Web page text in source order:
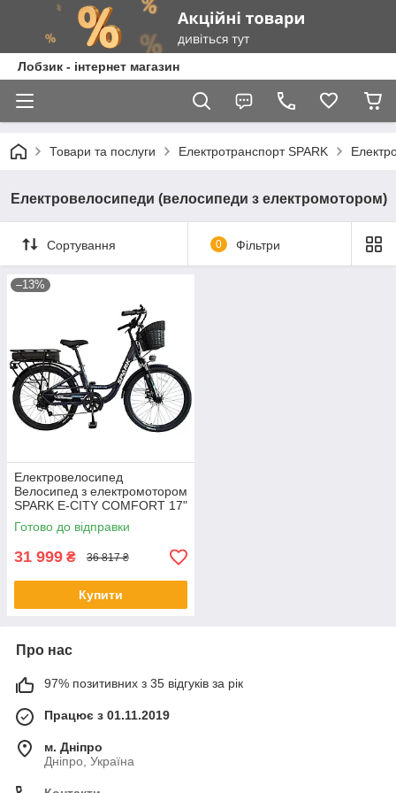
Лобзик - інтернет магазин
Товари та послуги Електротранспорт SPARK
Електровелосипеди (велосипеди з електромотором)
Сортування 0 Фільтри
–13%
Електровелосипед
Велосипед з електромотором
SPARK E-CITY COMFORT 17"
48 V/500W/12,8Ah темно-
синій БЕЗКОШТОВНА
Готово до відправки
31 999 ₴ 36 817 ₴
Купити
Про нас
97% позитивних з 35 відгуків за рік
Працює з 01.11.2019
м. Дніпро
Дніпро, Україна